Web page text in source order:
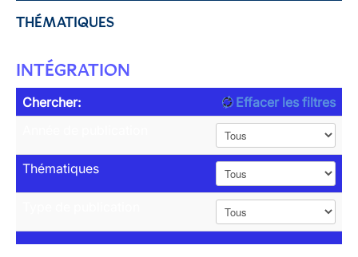
THÉMATIQUES
INTÉGRATION
Chercher:
Effacer les filtres
Thématiques